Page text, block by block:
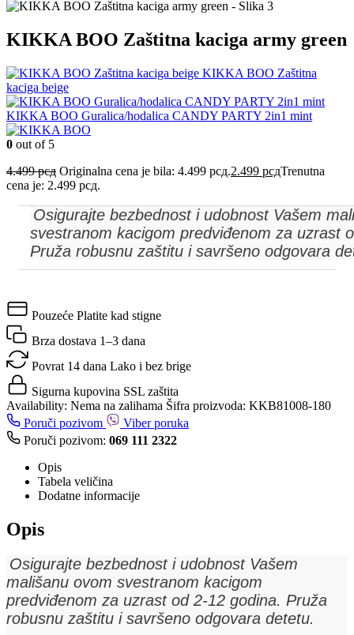
KIKKA BOO Zaštitna kaciga army green
KIKKA BOO Zaštitna
kaciga beige
KIKKA BOO Guralica/hodalica CANDY PARTY 2in1 mint
0 out of 5
4.499рсд Originalna cena je bila: 4.499 рсд.2.499 рсдTrenutna
cena je: 2.499 рсд.
Osigurajte bezbednost i udobnost Vašem
svestranom kacigom predviđenom za uzrast
Pruža robusnu zaštitu i savršeno odgovara
Pouzeće Platite kad stigne
Brza dostava 1–3 dana
Povrat 14 dana Lako i bez brige
Sigurna kupovina SSL zaštita
Availability: Nema na zalihama Šifra proizvoda: KKB81008-180
Poruči pozivom
Viber poruka
Poruči pozivom: 069 111 2322
Opis
Tabela veličina
Dodatne informacije
Opis
Osigurajte bezbednost i udobnost Vašem
mališanu ovom svestranom kacigom
predviđenom za uzrast od 2-12 godina. Pruža
robusnu zaštitu i savršeno odgovara detetu.